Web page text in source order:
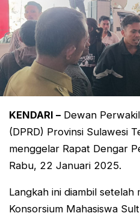
KENDARI – Dewan
(DPRD) Provinsi Sulawesi
menggelar Rapat Dengar
Rabu, 22 Januari 2025.
Langkah ini diambil setelah
Konsorsium Mahasiswa